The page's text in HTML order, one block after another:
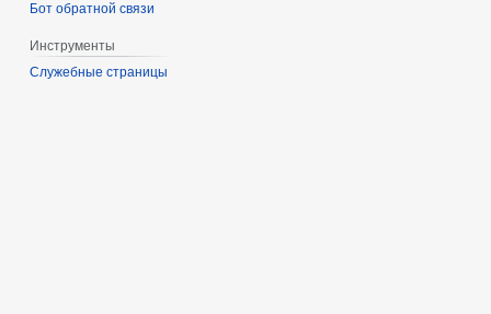
Бот обратной связи
Инструменты
Служебные страницы